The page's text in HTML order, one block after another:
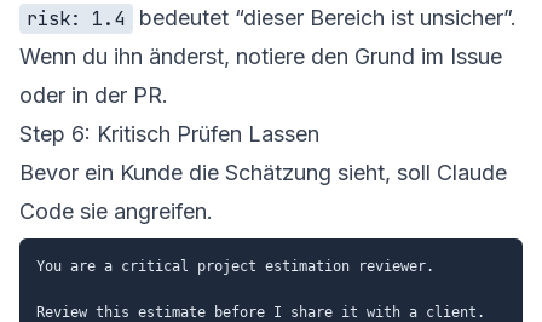
risk: 1.4
bedeutet “dieser Bereich ist unsicher”.
Wenn du ihn änderst, notiere den Grund im Issue
oder in der PR.
Step 6: Kritisch Prüfen Lassen
Bevor ein Kunde die Schätzung sieht, soll Claude
Code sie angreifen.
You are a critical project estimation reviewer.
Review this estimate before I share it with a client.